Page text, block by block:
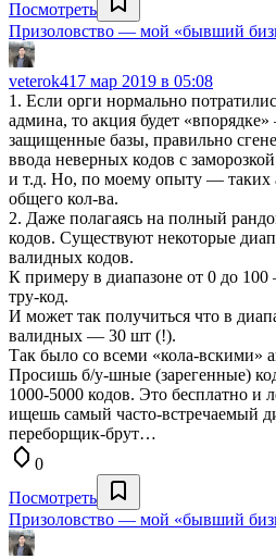
Посмотреть
Призоловство — мой «бывший
veterok417 мар 2019 в 05:08
1. Если орги нормально
админа, то акция будет
защищенные базы, правильно
ввода неверных кодов с
и т.д. Но, по моему опыту — таких
общего кол-ва.
2. Даже полагаясь на полный
кодов. Существуют некоторые
валидных кодов.
К примеру в диапазоне от 0 до
тру-код.
И может так получиться что в
валидных — 30 шт (!).
Так было со всеми «кола-вскими»
Просишь б/у-шные (зарегенные)
1000-5000 кодов. Это бесплатно и
ищешь самый часто-встречаемый
переборщик-брут…
0
Посмотреть
Призоловство — мой «бывший